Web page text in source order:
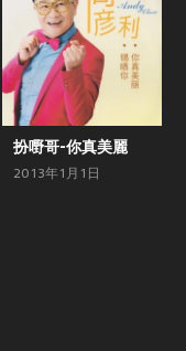
扮嘢哥-你真美麗
2013年1月1日